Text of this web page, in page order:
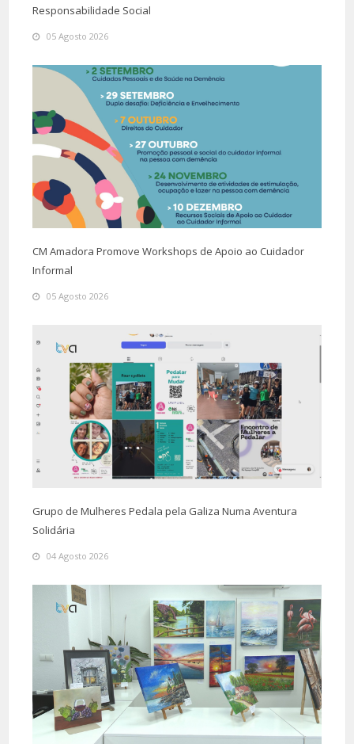
Responsabilidade Social
05 Agosto 2026
CM Amadora Promove Workshops de Apoio ao Cuidador
Informal
05 Agosto 2026
Grupo de Mulheres Pedala pela Galiza Numa Aventura
Solidária
04 Agosto 2026